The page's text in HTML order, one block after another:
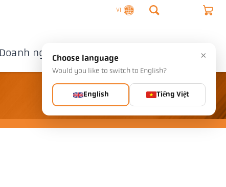
VI
Doanh nghiệp ×
Choose language
Would you like to switch to English?
English Tiếng Việt